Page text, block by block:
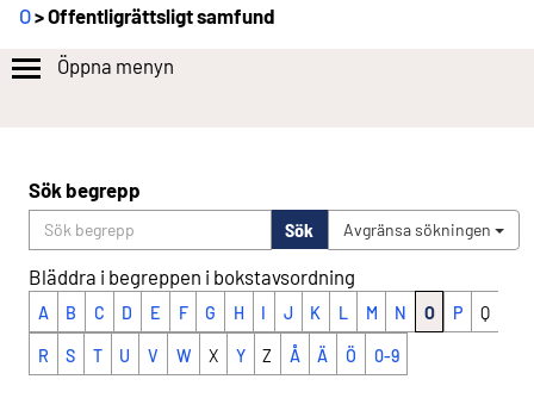
O> Offentligrättsligt samfund
Öppna menyn
Sök begrepp
Sök Avgränsa sökningen
Bläddra i begreppen i bokstavsordning
A B C D E F G H I J K L M N O P Q
R S T U V W X Y Z Å Ä Ö 0-9